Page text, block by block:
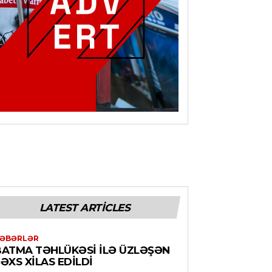
LATEST ARTICLES
TƏHLÜKƏSI ILƏ ÜZLƏŞƏN
XILAS EDILDI